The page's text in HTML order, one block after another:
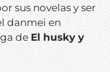
sus novelas y ser
danmei en
de El husky y